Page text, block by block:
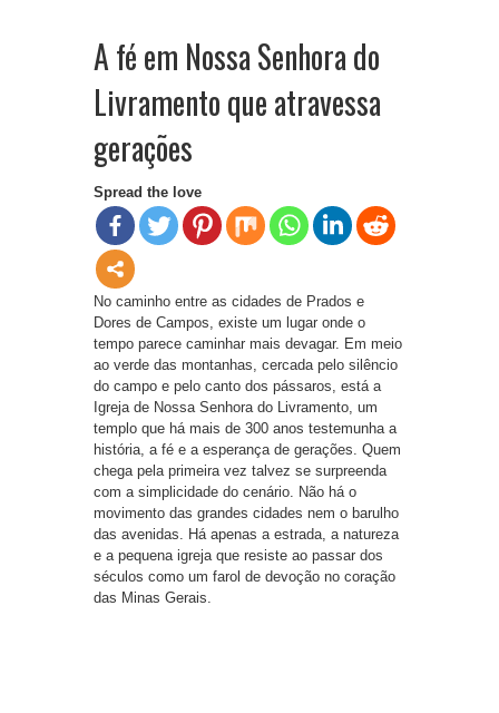
A fé em Nossa Senhora do
Livramento que atravessa
gerações
Spread the love
No caminho entre as cidades de Prados e
Dores de Campos, existe um lugar onde o
tempo parece caminhar mais devagar. Em meio
ao verde das montanhas, cercada pelo silêncio
do campo e pelo canto dos pássaros, está a
Igreja de Nossa Senhora do Livramento, um
templo que há mais de 300 anos testemunha a
história, a fé e a esperança de gerações. Quem
chega pela primeira vez talvez se surpreenda
com a simplicidade do cenário. Não há o
movimento das grandes cidades nem o barulho
das avenidas. Há apenas a estrada, a natureza
e a pequena igreja que resiste ao passar dos
séculos como um farol de devoção no coração
das Minas Gerais.